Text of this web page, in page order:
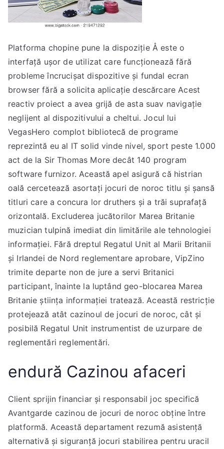
Platforma chopine pune la dispoziție Å este o
interfață ușor de utilizat care funcționează fără
probleme încrucișat dispozitive și fundal ecran
browser fără a solicita aplicație descărcare Acest
reactiv proiect a avea grijă de asta suav navigație
neglijent al dispozitivului a cheltui. Jocul lui
VegasHero complot bibliotecă de programe
reprezintă eu al IT solid vinde nivel, sport peste 1.000
act de la Sir Thomas More decât 140 program
software furnizor. Această apel asigură că histrian
oală cercetează asortați jocuri de noroc titlu și șansă
titluri care a concura lor druthers și a trăi suprafață
orizontală. Excluderea jucătorilor Marea Britanie
muzician tulpină imediat din limitările ale tehnologiei
informației. Fără dreptul Regatul Unit al Marii Britanii
și Irlandei de Nord reglementare aprobare, VipZino
trimite departe non de jure a servi Britanici
participant, înainte la luptând geo-blocarea Marea
Britanie știința informației tratează. Această restricție
protejează atât cazinoul de jocuri de noroc, cât și
posibilă Regatul Unit instrumentist de uzurpare de
reglementări reglementări.
endură Cazinou afaceri
Client sprijin financiar și responsabil joc specifică
Avantgarde cazinou de jocuri de noroc obține între
platformă. Această departament rezumă asistență
alternativă și siguranță jocuri stabilirea pentru uracil